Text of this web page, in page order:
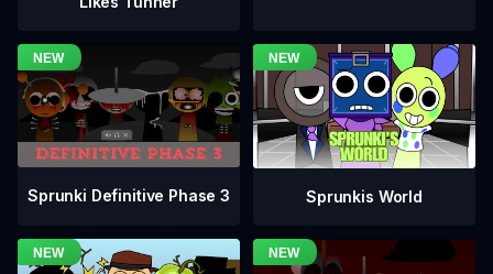
Sprunki Definitive Phase 3 Sprunkis World